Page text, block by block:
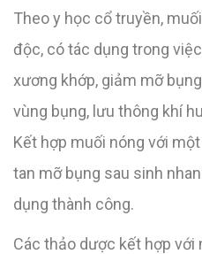
Theo y học cổ truyền,
độc, có tác dụng trong
xương khớp, giảm mỡ
vùng bụng, lưu thông khí
Kết hợp muối nóng với
tan mỡ bụng sau sinh
dụng thành công.
Các thảo dược kết hợp với